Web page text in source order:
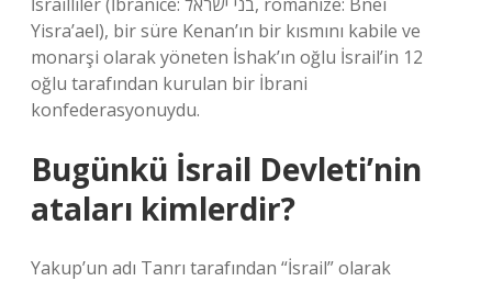
Yisra’ael), bir süre Kenan’ın bir kısmını kabile ve
monarşi olarak yöneten İshak’ın oğlu İsrail’in 12
oğlu tarafından kurulan bir İbrani
konfederasyonuydu.
Bugünkü İsrail Devleti’nin
ataları kimlerdir?
Yakup’un adı Tanrı tarafından “İsrail” olarak